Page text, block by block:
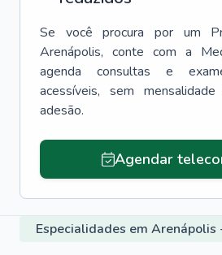
Se você procura por um
Arenápolis, conte com a
agenda consultas e
acessíveis, sem
adesão.
Agendar
Especialidades em Arenápolis